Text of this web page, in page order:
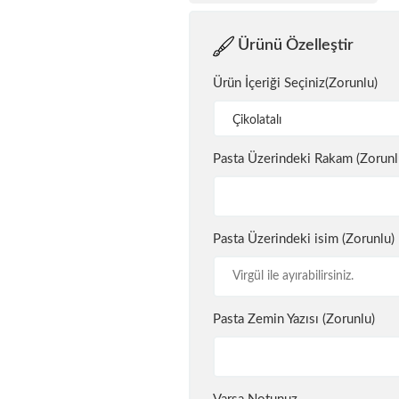
Ürünü Özelleştir
Ürün İçeriği Seçiniz(Zorunlu)
Çikolatalı
Pasta Üzerindeki Rakam
Pasta Üzerindeki isim (Zorunlu)
Pasta Zemin Yazısı (Zorunlu)